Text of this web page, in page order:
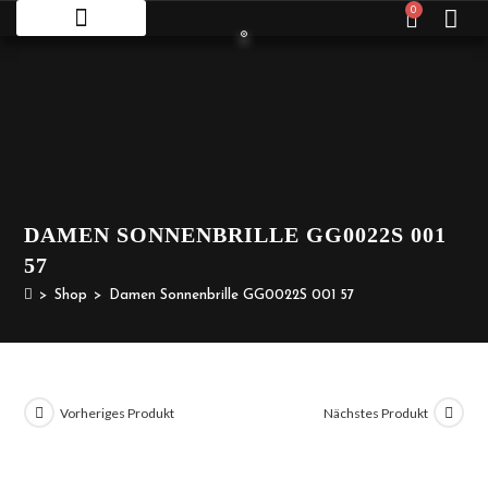
0
DAMEN SONNENBRILLE GG0022S 001
57
> Shop > Damen Sonnenbrille GG0022S 001 57
Vorheriges Produkt Nächstes Produkt